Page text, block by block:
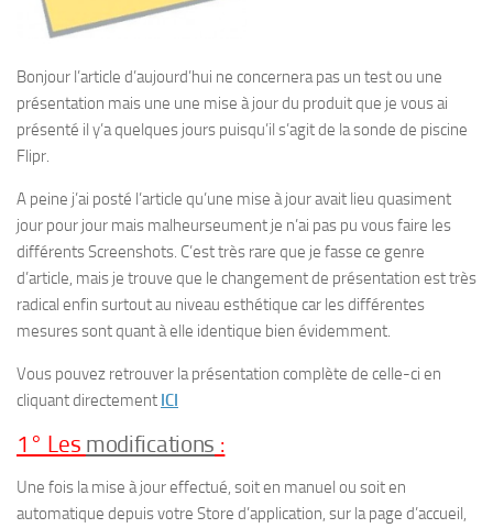
Bonjour l’article d’aujourd’hui ne concernera pas un test ou une
présentation mais une une mise à jour du produit que je vous ai
présenté il y’a quelques jours puisqu’il s’agit de la sonde de piscine
Flipr.
A peine j’ai posté l’article qu’une mise à jour avait lieu quasiment
jour pour jour mais malheurseument je n’ai pas pu vous faire les
différents Screenshots. C’est très rare que je fasse ce genre
d’article, mais je trouve que le changement de présentation est très
radical enfin surtout au niveau esthétique car les différentes
mesures sont quant à elle identique bien évidemment.
Vous pouvez retrouver la présentation complète de celle-ci en
cliquant directement ICI
1° Les modifications :
Une fois la mise à jour effectué, soit en manuel ou soit en
automatique depuis votre Store d’application, sur la page d’accueil,